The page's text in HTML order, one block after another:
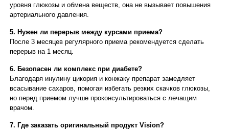
уровня глюкозы и обмена веществ, она не вызывает повышения
артериального давления.
5. Нужен ли перерыв между курсами приема?
После 3 месяцев регулярного приема рекомендуется сделать
перерыв на 1 месяц.
6. Безопасен ли комплекс при диабете?
Благодаря инулину цикория и конжаку препарат замедляет
всасывание сахаров, помогая избегать резких скачков глюкозы,
но перед приемом лучше проконсультироваться с лечащим
врачом.
7. Где заказать оригинальный продукт Vision?